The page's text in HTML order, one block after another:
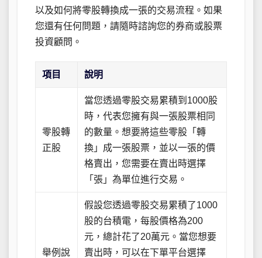
以及如何將零股轉換成一張的交易流程。如果
您還有任何問題，請隨時諮詢您的券商或股票
投資顧問。
項目 說明
零股轉
正股
當您透過零股交易累積到1000股
時，代表您擁有與一張股票相同
的數量。想要將這些零股「轉
換」成一張股票，並以一張的價
格賣出，您需要在賣出時選擇
「張」為單位進行交易。
舉例說
假設您透過零股交易累積了1000
股的台積電，每股價格為200
元，總計花了20萬元。當您想要
賣出時，可以在下單平台選擇